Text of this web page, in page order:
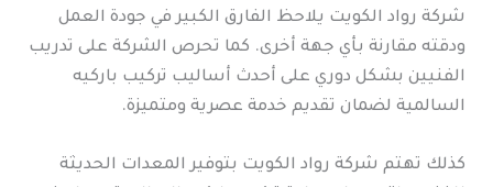
شركة رواد الكويت يلاحظ الفارق الكبير في جودة العمل
ودقته مقارنة بأي جهة أخرى. كما تحرص الشركة على تدريب
الفنيين بشكل دوري على أحدث أساليب تركيب باركيه
السالمية لضمان تقديم خدمة عصرية ومتميزة.
كذلك تهتم شركة رواد الكويت بتوفير المعدات الحديثة